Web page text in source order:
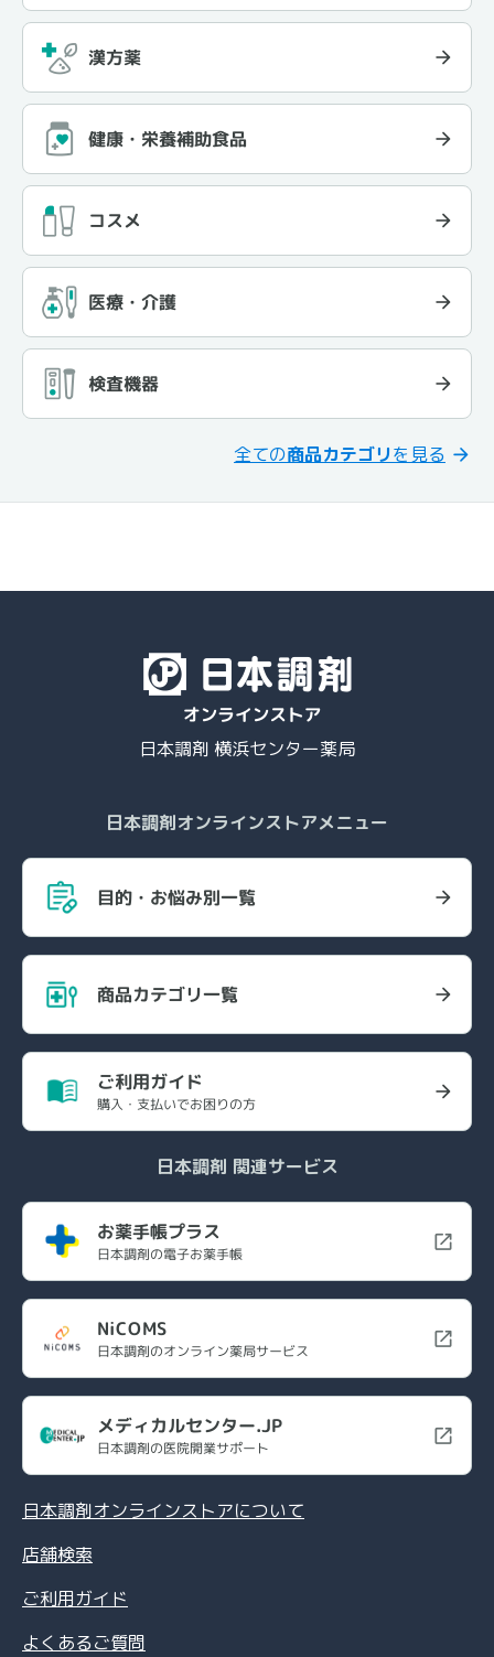
漢方薬
健康・栄養補助食品
コスメ
医療・介護
検査機器
全ての商品カテゴリを見る
日本調剤 横浜センター薬局
日本調剤オンラインストアメニュー
目的・お悩み別一覧
商品カテゴリ一覧
ご利用ガイド
購入・支払いでお困りの方
日本調剤 関連サービス
お薬手帳プラス
日本調剤の電子お薬手帳
NiCOMS
日本調剤のオンライン薬局サービス
メディカルセンター.JP
日本調剤の医院開業サポート
日本調剤オンラインストアについて
店舗検索
ご利用ガイド
よくあるご質問